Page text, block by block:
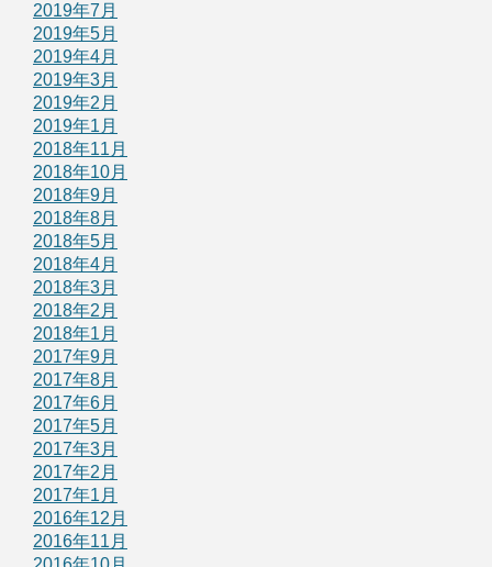
2019年7月
2019年5月
2019年4月
2019年3月
2019年2月
2019年1月
2018年11月
2018年10月
2018年9月
2018年8月
2018年5月
2018年4月
2018年3月
2018年2月
2018年1月
2017年9月
2017年8月
2017年6月
2017年5月
2017年3月
2017年2月
2017年1月
2016年12月
2016年11月